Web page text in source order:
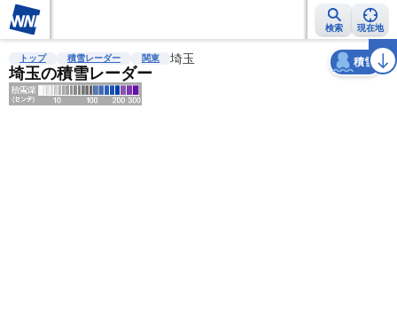
検索 現在地
雨雲レーダー 台風情報 地震情報 2週間天気 ラ
トップ 積雪レーダー 関東 埼玉
埼玉の積雪レーダー
積雪
天気 台風